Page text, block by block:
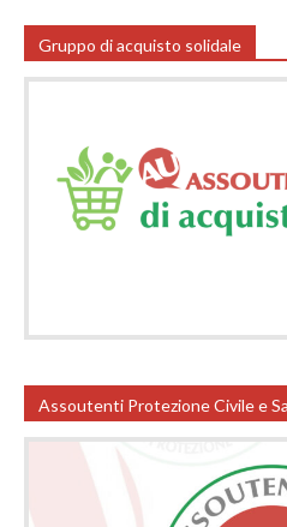
Gruppo di acquisto solidale
Assoutenti Protezione Civile e